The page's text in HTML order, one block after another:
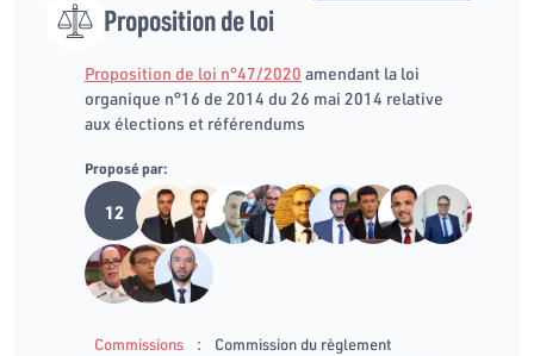
Proposition de loi
Proposition de loi n°47/2020 amendant la loi
organique n°16 de 2014 du 26 mai 2014 relative
aux élections et référendums
Proposé par:
12
Commissions :
Commission du règlement